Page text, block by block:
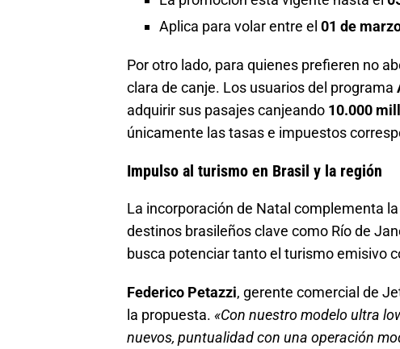
Aplica para volar entre el 01 de
Por otro lado, para quienes prefieren no
clara de canje. Los usuarios del programa
adquirir sus pasajes canjeando 10.000
únicamente las tasas e impuestos
Impulso al turismo en Brasil y la región
La incorporación de Natal complementa
destinos brasileños clave como Río de
busca potenciar tanto el turismo emisivo
Federico Petazzi, gerente comercial de
la propuesta. «Con nuestro modelo ultra
nuevos, puntualidad con una operación